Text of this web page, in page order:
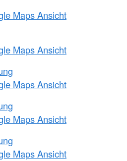
Maps Ansicht
Maps Ansicht
Maps Ansicht
Maps Ansicht
Maps Ansicht